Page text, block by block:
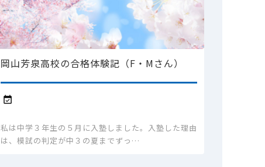
岡山芳泉高校の合格体験記（F・Mさん）

私は中学３年生の５月に入塾しました。入塾した理由
は、模試の判定が中３の夏までずっ…